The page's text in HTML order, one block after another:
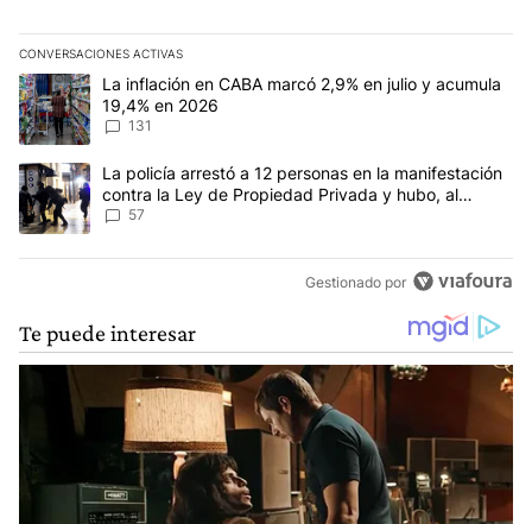
CONVERSACIONES ACTIVAS
Este listado muestra los artículos con más comentarios en los
Un artículo de tendencia con el título "La inflación en CABA
La inflación en CABA marcó 2,9% en julio y acumula
19,4% en 2026
131
Un artículo de tendencia con el título "La policía arrestó a 12
La policía arrestó a 12 personas en la manifestación
contra la Ley de Propiedad Privada y hubo, al
menos, 3 agentes heridos
57
Gestionado por